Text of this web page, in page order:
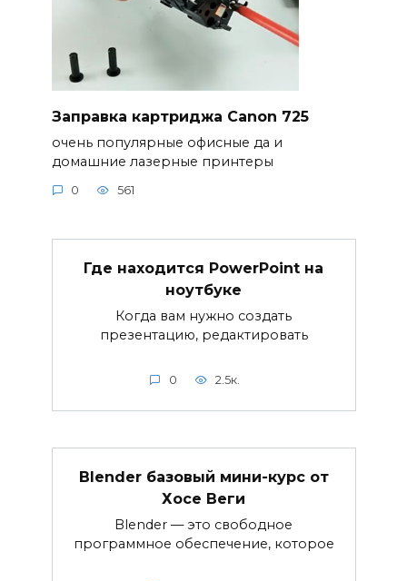
Заправка картриджа Canon 725
очень популярные офисные да и
домашние лазерные принтеры
0 561
Где находится PowerPoint на
ноутбуке
Когда вам нужно создать
презентацию, редактировать
0 2.5к.
Blender базовый мини-курс от
Хосе Веги
Blender — это свободное
программное обеспечение, которое